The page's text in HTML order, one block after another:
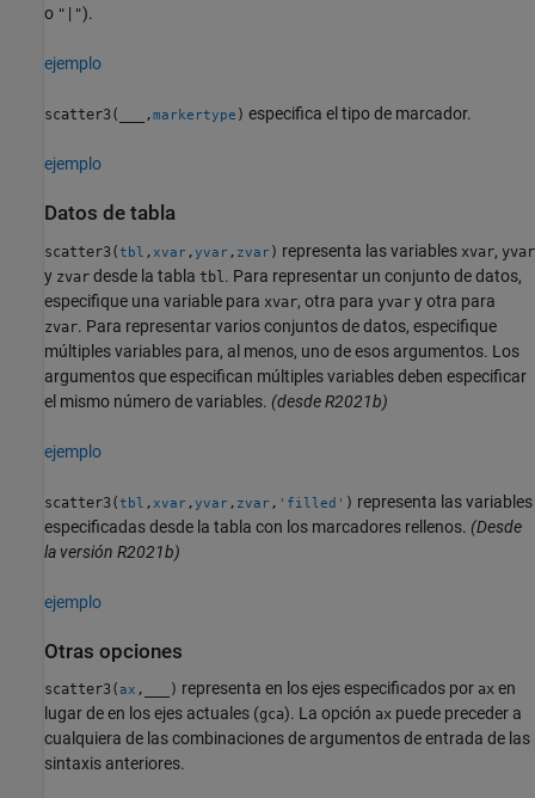
o "|").
ejemplo
scatter3( ,markertype ) especifica el tipo de marcador.
ejemplo
Datos de tabla
scatter3(tbl ,xvar ,yvar , zvar) representa las variables xvar, yvar
y zvar desde la tabla tbl . Para representar un conjunto de datos,
especifique una variable para xvar, otra para yvar y otra para
zvar. Para representar varios conjuntos de datos, especifique
múltiples variables para, al menos, uno de esos argumentos. Los
argumentos que especifican múltiples variables deben especificar
el mismo número de variables. (desde R2021b)
ejemplo
scatter3(tbl ,xvar ,yvar , zvar , 'filled' ) representa las variables
especificadas desde la tabla con los marcadores rellenos. (Desde
la versión R2021b)
ejemplo
Otras opciones
scatter3(ax , ) representa en los ejes especificados por ax en
lugar de en los ejes actuales (gca). La opción ax puede preceder a
cualquiera de las combinaciones de argumentos de entrada de las
sintaxis anteriores.